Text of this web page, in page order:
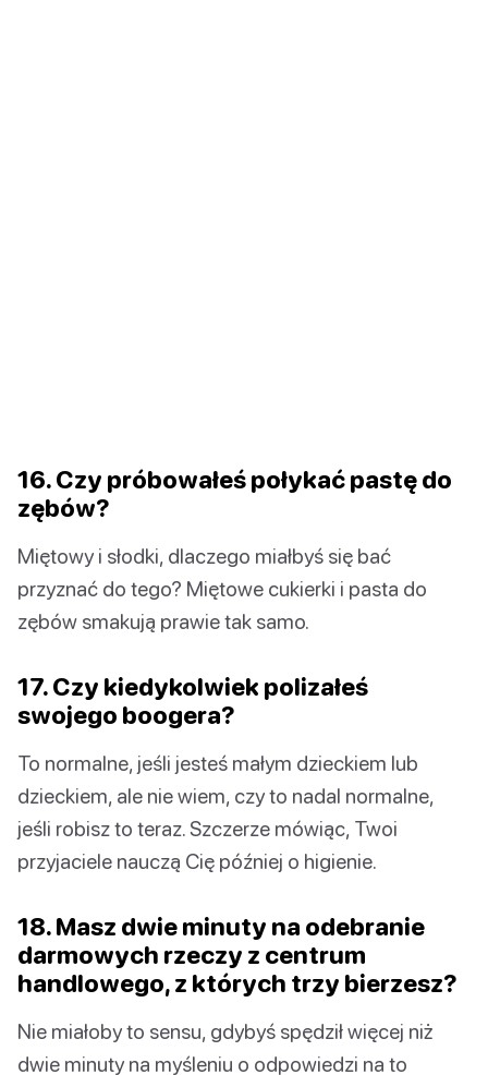
16. Czy próbowałeś połykać pastę do
zębów?
Miętowy i słodki, dlaczego miałbyś się bać
przyznać do tego? Miętowe cukierki i pasta do
zębów smakują prawie tak samo.
17. Czy kiedykolwiek polizałeś
swojego boogera?
To normalne, jeśli jesteś małym dzieckiem lub
dzieckiem, ale nie wiem, czy to nadal normalne,
jeśli robisz to teraz. Szczerze mówiąc, Twoi
przyjaciele nauczą Cię później o higienie.
18. Masz dwie minuty na odebranie
darmowych rzeczy z centrum
handlowego, z których trzy bierzesz?
Nie miałoby to sensu, gdybyś spędził więcej niż
dwie minuty na myśleniu o odpowiedzi na to